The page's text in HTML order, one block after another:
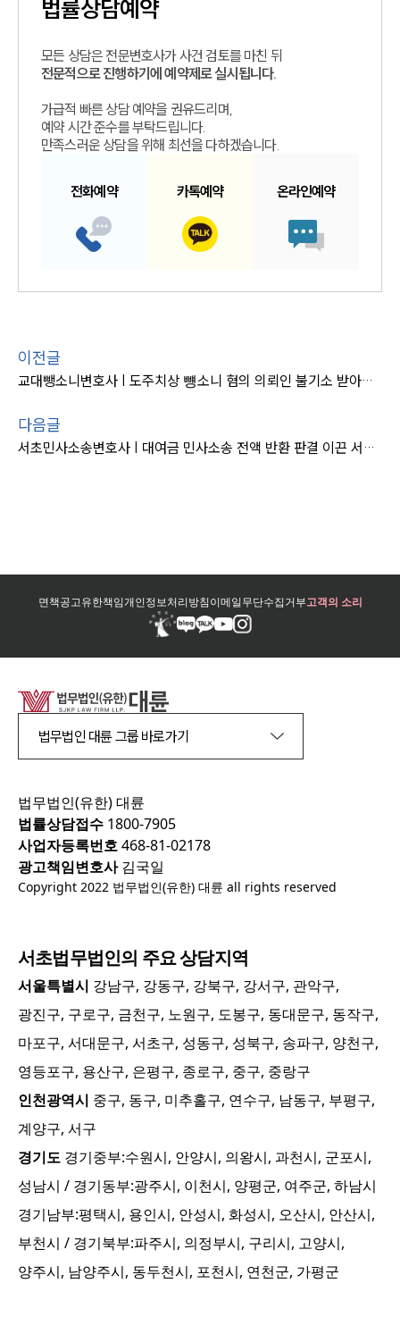
법률상담예약
모든 상담은 전문변호사가 사건 검토를 마친 뒤
전문적으로 진행하기에 예약제로 실시됩니다.
가급적 빠른 상담 예약을 권유드리며,
예약 시간 준수를 부탁드립니다.
만족스러운 상담을 위해 최선을 다하겠습니다.
전화예약 카톡예약 온라인예약
이전글
교대뺑소니변호사 | 도주치상 뻉소니 혐의 의뢰인 불기소 받아낸 교대변호사
다음글
서초민사소송변호사 | 대여금 민사소송 전액 반환 판결 이끈 서초변호사
면책공고유한책임개인정보처리방침이메일무단수집거부고객의 소리
법무법인 대륜 그룹 바로가기
법무법인(유한) 대륜
법률상담접수 1800-7905
사업자등록번호468-81-02178
광고책임변호사김국일
Copyright 2022 법무법인(유한) 대륜 all rights reserved
서초법무법인의 주요 상담지역
서울특별시 강남구, 강동구, 강북구, 강서구, 관악구,
광진구, 구로구, 금천구, 노원구, 도봉구, 동대문구, 동작구,
마포구, 서대문구, 서초구, 성동구, 성북구, 송파구, 양천구,
영등포구, 용산구, 은평구, 종로구, 중구, 중랑구
인천광역시 중구, 동구, 미추홀구, 연수구, 남동구, 부평구,
계양구, 서구
경기도 경기중부:수원시, 안양시, 의왕시, 과천시, 군포시,
성남시 / 경기동부:광주시, 이천시, 양평군, 여주군, 하남시
경기남부:평택시, 용인시, 안성시, 화성시, 오산시, 안산시,
부천시 / 경기북부:파주시, 의정부시, 구리시, 고양시,
양주시, 남양주시, 동두천시, 포천시, 연천군, 가평군